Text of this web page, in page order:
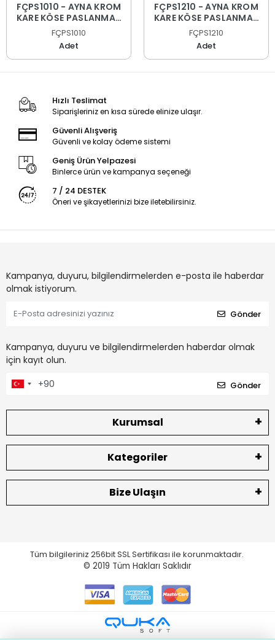
FÇPS1010 - AYNA KROM
KARE KÖŞE PASLANMAZ
FAYANS PROFİLİ
FÇPS1010
Adet
FÇPS1210 - AYNA KROM
KARE KÖŞE PASLANMAZ
FAYANS PROFİLİ
FÇPS1210
Adet
Hızlı Teslimat
Siparişleriniz en kısa sürede elinize ulaşır.
Güvenli Alışveriş
Güvenli ve kolay ödeme sistemi
Geniş Ürün Yelpazesi
Binlerce ürün ve kampanya seçeneği
7 / 24 DESTEK
Öneri ve şikayetlerinizi bize iletebilirsiniz.
Kampanya, duyuru, bilgilendirmelerden e-posta ile haberdar
olmak istiyorum.
Gönder
Kampanya, duyuru ve bilgilendirmelerden haberdar olmak
için kayıt olun.
Gönder
Kurumsal
Kategoriler
Bize Ulaşın
Tüm bilgileriniz 256bit SSL Sertifikası ile korunmaktadır.
© 2019 Tüm Hakları Saklıdır